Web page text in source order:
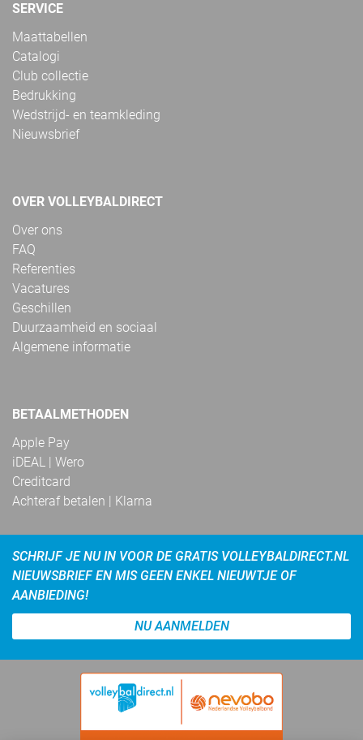
SERVICE
Maattabellen
Catalogi
Club collectie
Bedrukking
Wedstrijd- en teamkleding
Nieuwsbrief
OVER VOLLEYBALDIRECT
Over ons
FAQ
Referenties
Vacatures
Geschillen
Duurzaamheid en sociaal
Algemene informatie
BETAALMETHODEN
Apple Pay
iDEAL | Wero
Creditcard
Achteraf betalen | Klarna
SCHRIJF JE NU IN VOOR DE GRATIS VOLLEYBALDIRECT.NL
NIEUWSBRIEF EN MIS GEEN ENKEL NIEUWTJE OF
AANBIEDING!
NU AANMELDEN